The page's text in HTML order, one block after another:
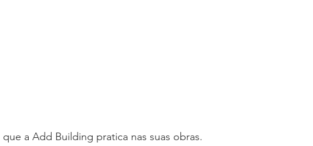
a Add Building pratica nas suas obras.